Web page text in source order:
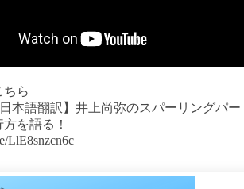
ちら
日本語翻訳】井上尚弥のスパーリングパ
を語る！
LlE8snzcn6c